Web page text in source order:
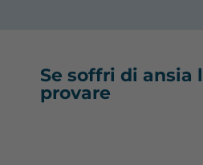
Se soffri di ansia
provare